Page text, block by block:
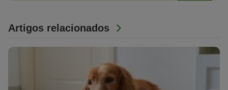
Artigos relacionados